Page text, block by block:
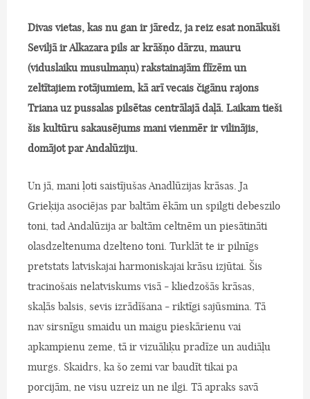
Divas vietas, kas nu gan ir jāredz, ja reiz esat nonākuši
Seviljā ir Alkazara pils ar krāšņo dārzu, mauru
(viduslaiku musulmaņu) rakstainajām flīzēm un
zeltītajiem rotājumiem, kā arī vecais čigānu rajons
Triana uz pussalas pilsētas centrālajā daļā. Laikam tieši
šis kultūru sakausējums mani vienmēr ir vilinājis,
domājot par Andalūziju.
Un jā, mani ļoti saistījušas Anadlūzijas krāsas. Ja
Grieķija asociējas par baltām ēkām un spilgti debeszilo
toni, tad Andalūzija ar baltām celtnēm un piesātināti
olasdzeltenuma dzelteno toni. Turklāt te ir pilnīgs
pretstats latviskajai harmoniskajai krāsu izjūtai. Šis
tracinošais nelatviskums visā - kliedzošās krāsas,
skaļās balsis, sevis izrādīšana - riktīgi sajūsmina. Tā
nav sirsnīgu smaidu un maigu pieskārienu vai
apkampienu zeme, tā ir vizuāliķu pradīze un audiāļu
murgs. Skaidrs, ka šo zemi var baudīt tikai pa
porcijām, ne visu uzreiz un ne ilgi. Tā apraks savā